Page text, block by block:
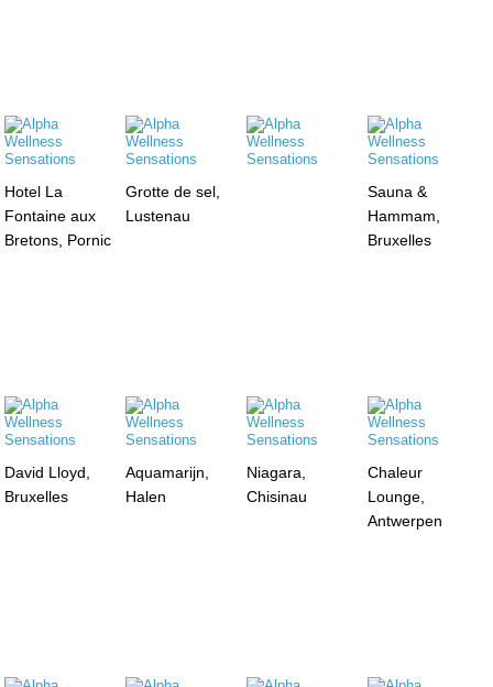
Hotel La
Fontaine aux
Bretons, Pornic
Grotte de sel,
Lustenau
Sauna &
Hammam,
Bruxelles
David Lloyd,
Bruxelles
Aquamarijn,
Halen
Niagara,
Chisinau
Chaleur
Lounge,
Antwerpen